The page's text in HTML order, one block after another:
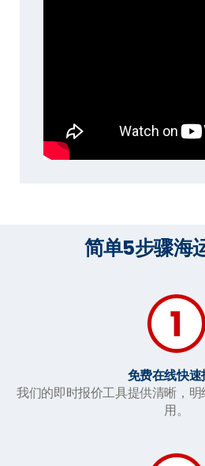
简单5步骤海
免费在线快速
我们的即时报价工具提供清晰，
用。